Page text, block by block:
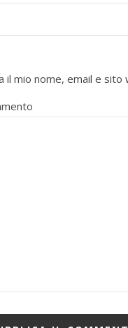
il mio nome, email e